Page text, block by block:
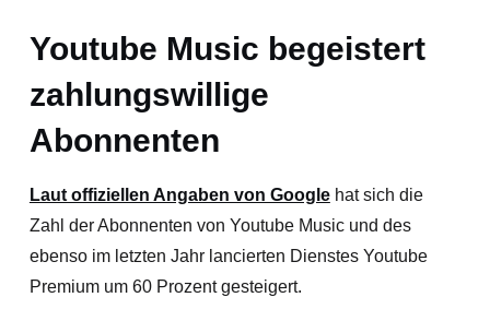
Youtube Music begeistert
zahlungswillige
Abonnenten
Laut offiziellen Angaben von Googlehat sich die
Zahl der Abonnenten von Youtube Music und des
ebenso im letzten Jahr lancierten Dienstes Youtube
Premium um 60 Prozent gesteigert.